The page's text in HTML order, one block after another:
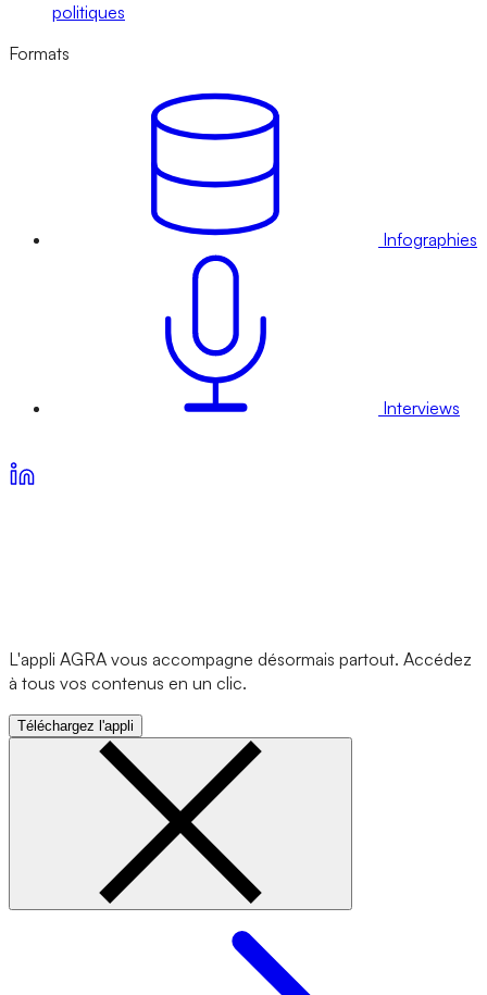
politiques
Formats
Infographies
Interviews
L'appli AGRA vous accompagne désormais partout. Accédez
à tous vos contenus en un clic.
Téléchargez l'appli